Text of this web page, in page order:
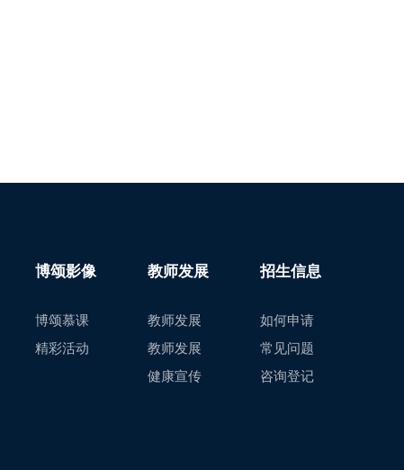
博颂影像
博颂慕课
精彩活动
教师发展
教师发展
教师发展
健康宣传
招生信息
如何申请
常见问题
咨询登记